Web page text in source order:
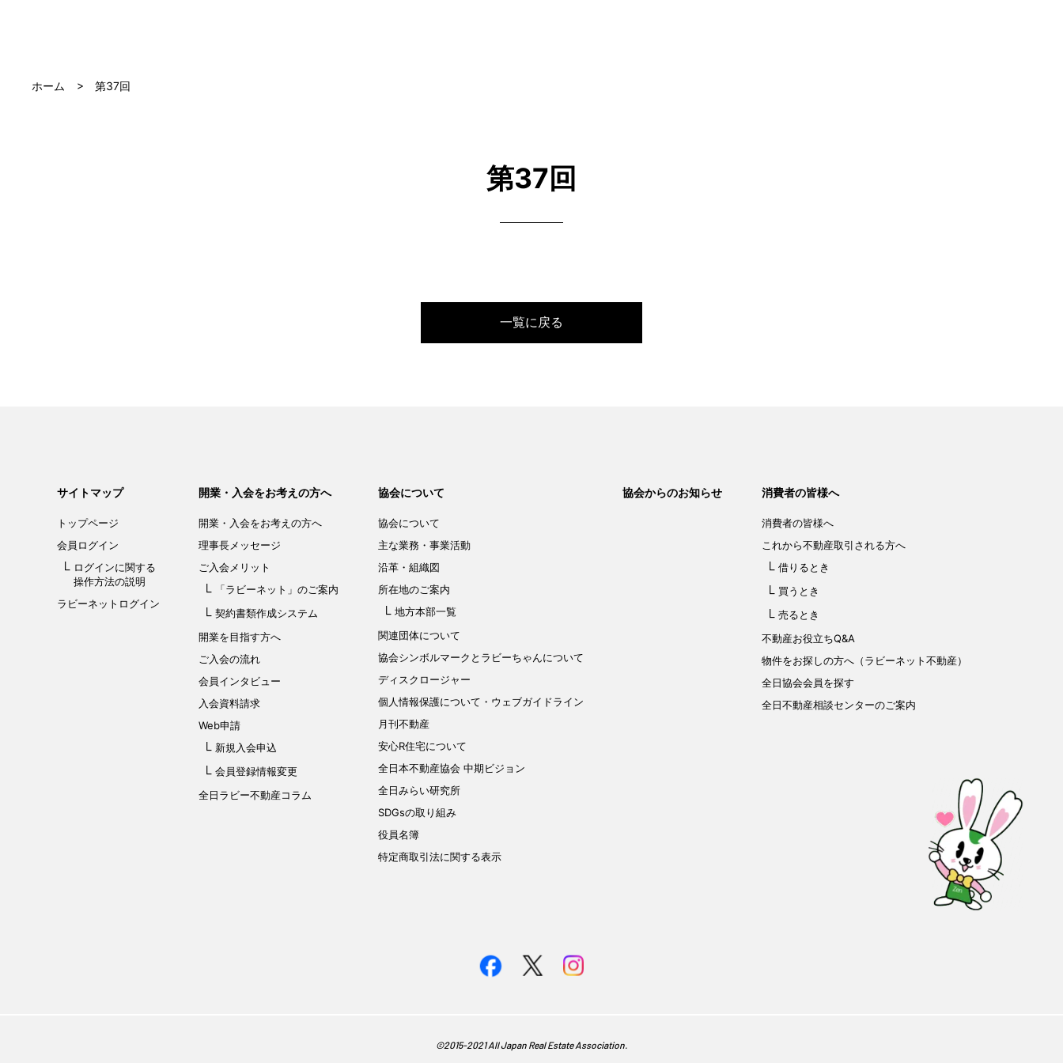
ホーム 第37回
第37回
一覧に戻る
サイトマップ
トップページ
会員ログイン
ログインに関する
操作方法の説明
ラビーネットログイン
開業・入会をお考えの方へ
開業・入会をお考えの方へ
理事長メッセージ
ご入会メリット
「ラビーネット」のご案内
契約書類作成システム
開業を目指す方へ
ご入会の流れ
会員インタビュー
入会資料請求
Web申請
新規入会申込
会員登録情報変更
全日ラビー不動産コラム
協会について
協会について
主な業務・事業活動
沿革・組織図
所在地のご案内
地方本部一覧
関連団体について
協会シンボルマークと ラビーちゃんについて
ディスクロージャー
個人情報保護について ・ウェブガイドライン
月刊不動産
安心R住宅について
全日本不動産協会 中期ビジョン
全日みらい研究所
SDGsの取り組み
役員名簿
特定商取引法に関する表示
協会からのお知らせ 消費者の皆様へ
消費者の皆様へ
これから不動産取引される方へ
借りるとき
買うとき
売るとき
不動産お役立ちQ&A
物件をお探しの方へ（ラビーネット不動産）
全日協会会員を探す
全日不動産相談センターのご案内
©︎2015-2021 All Japan Real Estate Association.